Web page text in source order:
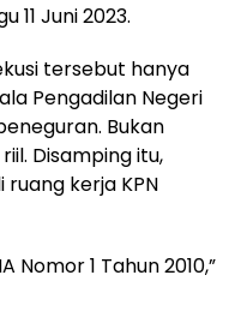
11 Juni 2023.
tersebut hanya
Pengadilan Negeri
Bukan
Disamping itu,
kerja KPN
Nomor 1 Tahun 2010,”